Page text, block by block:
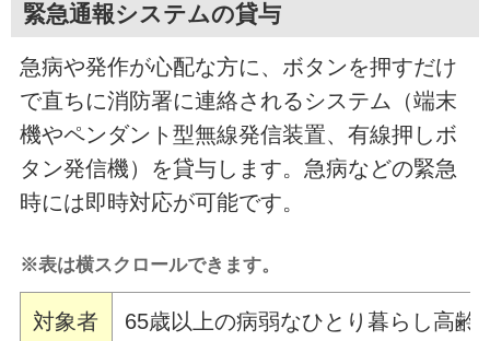
緊急通報システムの貸与
急病や発作が心配な方に、ボタンを押すだけ
で直ちに消防署に連絡されるシステム（端末
機やペンダント型無線発信装置、有線押しボ
タン発信機）を貸与します。急病などの緊急
時には即時対応が可能です。
※表は横スクロールできます。
対象者 65歳以上の病弱なひとり暮らし高